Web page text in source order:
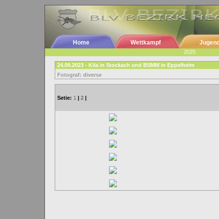
Home Wettkampf
2025
24.09.2023 - Kila in Stockach und BSMM in Eppelheim
Fotograf: diverse
Setie: 1 |2 |